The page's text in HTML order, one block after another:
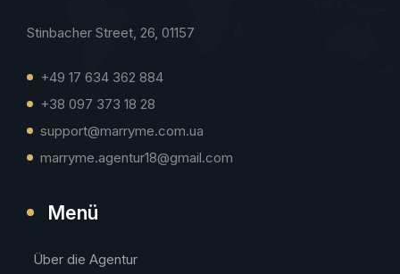
Stinbacher Street, 26, 01157
+49 17 634 362 884
+38 097 373 18 28
support@marryme.com.ua
marryme.agentur18@gmail.com
Menü
Über die Agentur